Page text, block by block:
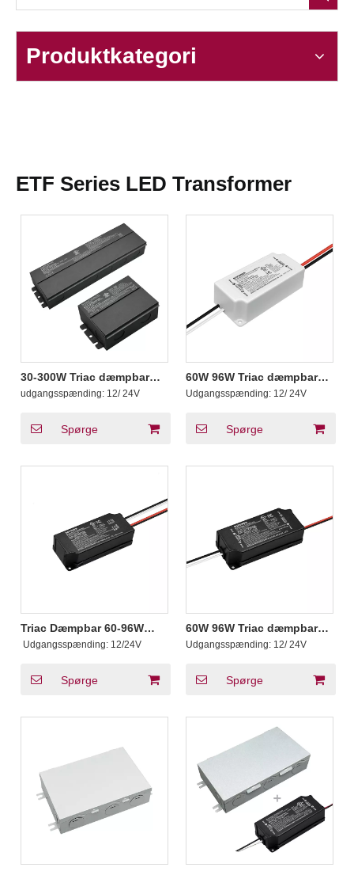
Produktkategori
ETF Series LED Transformer
30-300W Triac dæmpbar
udendørs
lavspændingstransformator
udgangsspænding: 12/ 24V
Spørge
60W 96W Triac dæmpbar
lavspændingstransformator
12 24 Volt LED-lys
Udgangsspænding: 12/ 24V
Spørge
Triac Dæmpbar 60-96W
LED Transformer
​ Udgangsspænding: 12/24V
Spørge
60W 96W Triac dæmpbar
lystransformator 12V 24V
DC
Udgangsspænding: 12/ 24V
Spørge